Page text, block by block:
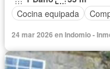
Cocina equipada
24 mar 2026 en Indomio -